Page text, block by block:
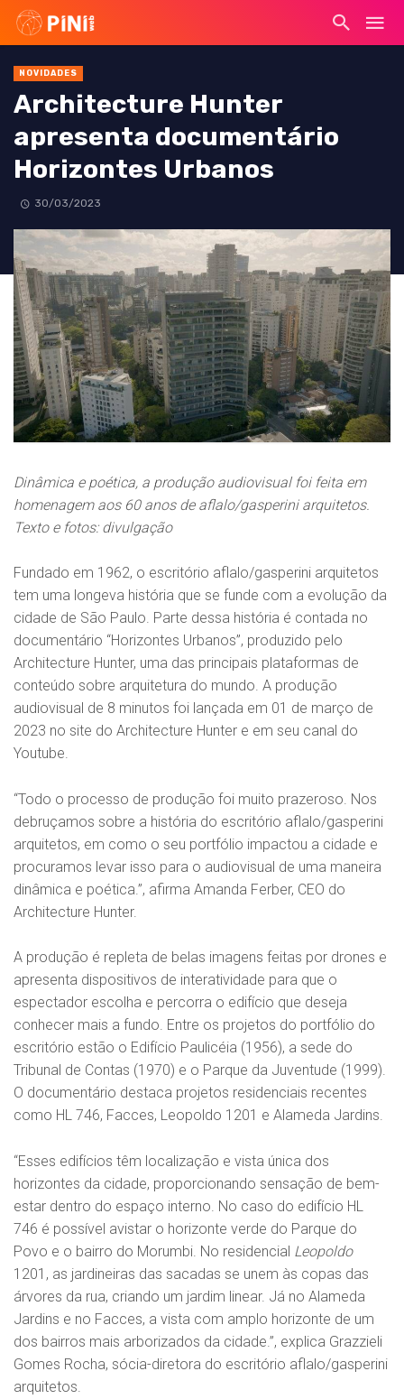
NOVIDADES
Architecture Hunter
apresenta documentário
Horizontes Urbanos
30/03/2023
Dinâmica e poética, a produção audiovisual foi feita em
homenagem aos 60 anos de aflalo/gasperini arquitetos.
Texto e fotos: divulgação
Fundado em 1962, o escritório aflalo/gasperini arquitetos
tem uma longeva história que se funde com a evolução da
cidade de São Paulo. Parte dessa história é contada no
documentário “Horizontes Urbanos”, produzido pelo
Architecture Hunter, uma das principais plataformas de
conteúdo sobre arquitetura do mundo. A produção
audiovisual de 8 minutos foi lançada em 01 de março de
2023 no site do Architecture Hunter e em seu canal do
Youtube.
“Todo o processo de produção foi muito prazeroso. Nos
debruçamos sobre a história do escritório aflalo/gasperini
arquitetos, em como o seu portfólio impactou a cidade e
procuramos levar isso para o audiovisual de uma maneira
dinâmica e poética.”, afirma Amanda Ferber, CEO do
Architecture Hunter.
A produção é repleta de belas imagens feitas por drones e
apresenta dispositivos de interatividade para que o
espectador escolha e percorra o edifício que deseja
conhecer mais a fundo. Entre os projetos do portfólio do
escritório estão o Edifício Paulicéia (1956), a sede do
Tribunal de Contas (1970) e o Parque da Juventude (1999).
O documentário destaca projetos residenciais recentes
como HL 746, Facces, Leopoldo 1201 e Alameda Jardins.
“Esses edifícios têm localização e vista única dos
horizontes da cidade, proporcionando sensação de bem-
estar dentro do espaço interno. No caso do edifício HL
746 é possível avistar o horizonte verde do Parque do
Povo e o bairro do Morumbi. No residencial Leopoldo
1201, as jardineiras das sacadas se unem às copas das
árvores da rua, criando um jardim linear. Já no Alameda
Jardins e no Facces, a vista com amplo horizonte de um
dos bairros mais arborizados da cidade.”, explica Grazzieli
Gomes Rocha, sócia-diretora do escritório aflalo/gasperini
arquitetos.